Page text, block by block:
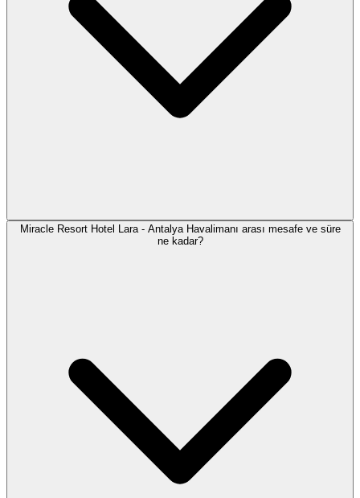
Miracle Resort Hotel Lara - Antalya Havalimanı arası mesafe ve süre
ne kadar?